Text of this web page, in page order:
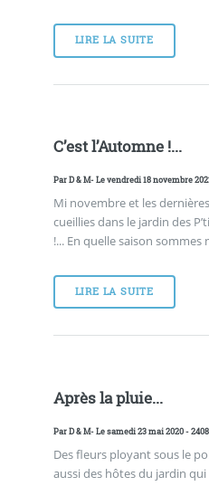
LIRE LA SUITE
C’est l’Automne !...
ParD & M- Le vendredi 18 novembre
Mi novembre et les
cueillies dans le jardin des
!... En quelle saison sommes
LIRE LA SUITE
Après la pluie...
ParD & M- Le samedi 23 mai 2020 -
Des fleurs ployant sous le
aussi des hôtes du jardin